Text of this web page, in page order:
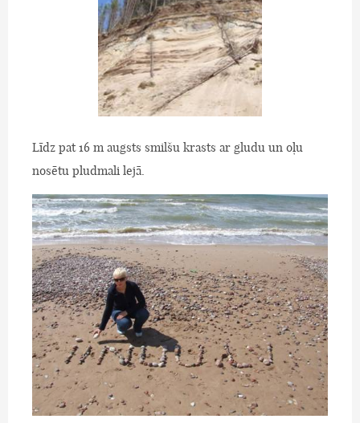
Līdz pat 16 m augsts smilšu krasts ar gludu un oļu
nosētu pludmali lejā.